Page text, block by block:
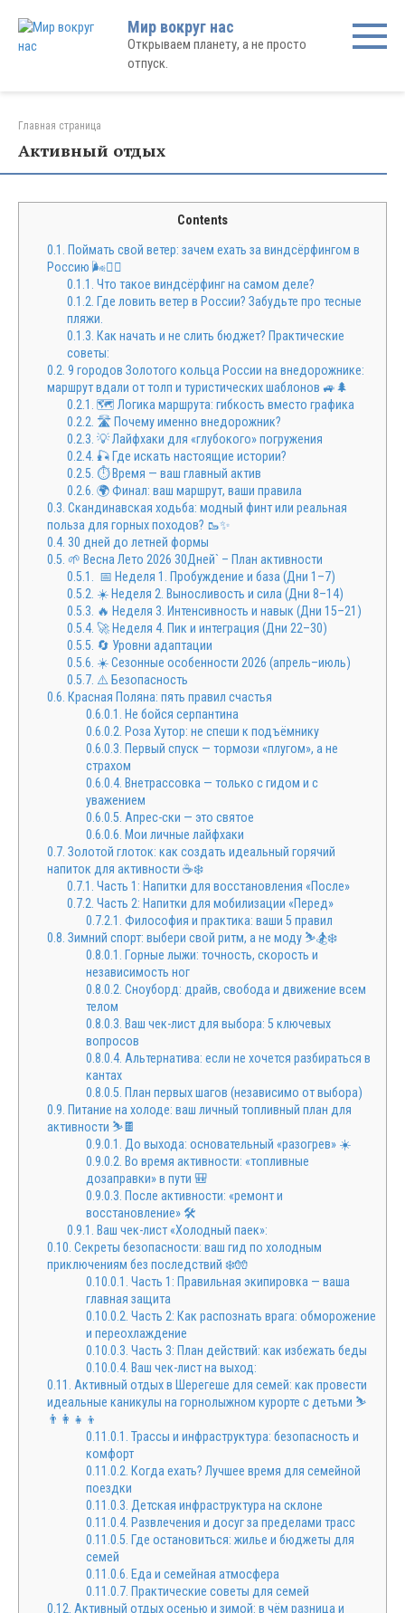
контенту
Мир вокруг нас
Открываем планету, а не просто
отпуск.
Главная страница
Активный отдых
Contents
0.1. Поймать свой ветер: зачем ехать за виндсёрфингом в
Россию 🌬️🏄‍♂️
0.1.1. Что такое виндсёрфинг на самом деле?
0.1.2. Где ловить ветер в России? Забудьте про тесные
пляжи.
0.1.3. Как начать и не слить бюджет? Практические
советы:
0.2. 9 городов Золотого кольца России на внедорожнике:
маршрут вдали от толп и туристических шаблонов 🚙🌲
0.2.1. 🗺️ Логика маршрута: гибкость вместо графика
0.2.2. 🛣️ Почему именно внедорожник?
0.2.3. 💡 Лайфхаки для «глубокого» погружения
0.2.4. 🎣 Где искать настоящие истории?
0.2.5. ⏱️ Время — ваш главный актив
0.2.6. 🌍 Финал: ваш маршрут, ваши правила
0.3. Скандинавская ходьба: модный финт или реальная
польза для горных походов? 🥾✨
0.4. 30 дней до летней формы
0.5. 🌱 Весна Лето 2026 30Дней` – План активности
0.5.1. 📅 Неделя 1. Пробуждение и база (Дни 1–7)
0.5.2. ☀️ Неделя 2. Выносливость и сила (Дни 8–14)
0.5.3. 🔥 Неделя 3. Интенсивность и навык (Дни 15–21)
0.5.4. 🚀 Неделя 4. Пик и интеграция (Дни 22–30)
0.5.5. 🔄 Уровни адаптации
0.5.6. ☀️ Сезонные особенности 2026 (апрель–июль)
0.5.7. ⚠️ Безопасность
0.6. Красная Поляна: пять правил счастья
0.6.0.1. Не бойся серпантина
0.6.0.2. Роза Хутор: не спеши к подъёмнику
0.6.0.3. Первый спуск — тормози «плугом», а не
страхом
0.6.0.4. Внетрассовка — только с гидом и с
уважением
0.6.0.5. Апрес-ски — это святое
0.6.0.6. Мои личные лайфхаки
0.7. Золотой глоток: как создать идеальный горячий
напиток для активности ☕️❄️
0.7.1. Часть 1: Напитки для восстановления «После»
0.7.2. Часть 2: Напитки для мобилизации «Перед»
0.7.2.1. Философия и практика: ваши 5 правил
0.8. Зимний спорт: выбери свой ритм, а не моду ⛷️🏂❄️
0.8.0.1. Горные лыжи: точность, скорость и
независимость ног
0.8.0.2. Сноуборд: драйв, свобода и движение всем
телом
0.8.0.3. Ваш чек-лист для выбора: 5 ключевых
вопросов
0.8.0.4. Альтернатива: если не хочется разбираться в
кантах
0.8.0.5. План первых шагов (независимо от выбора)
0.9. Питание на холоде: ваш личный топливный план для
активности ⛷️🍫
0.9.0.1. До выхода: основательный «разогрев» ☀️
0.9.0.2. Во время активности: «топливные
дозаправки» в пути 🎒
0.9.0.3. После активности: «ремонт и
восстановление» 🛠️
0.9.1. Ваш чек-лист «Холодный паек»:
0.10. Секреты безопасности: ваш гид по холодным
приключениям без последствий ❄️🧤
0.10.0.1. Часть 1: Правильная экипировка — ваша
главная защита
0.10.0.2. Часть 2: Как распознать врага: обморожение
и переохлаждение
0.10.0.3. Часть 3: План действий: как избежать беды
0.10.0.4. Ваш чек-лист на выход:
0.11. Активный отдых в Шерегеше для семей: как провести
идеальные каникулы на горнолыжном курорте с детьми ⛷️
👨👩👧👦
0.11.0.1. Трассы и инфраструктура: безопасность и
комфорт
0.11.0.2. Когда ехать? Лучшее время для семейной
поездки
0.11.0.3. Детская инфраструктура на склоне
0.11.0.4. Развлечения и досуг за пределами трасс
0.11.0.5. Где остановиться: жилье и бюджеты для
семей
0.11.0.6. Еда и семейная атмосфера
0.11.0.7. Практические советы для семей
0.12. Активный отдых осенью и зимой: в чём разница и